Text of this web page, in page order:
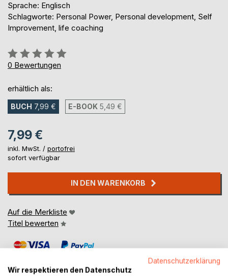
Sprache: Englisch
Schlagworte: Personal Power, Personal development, Self
Improvement, life coaching
Bewertung::
0%
0 Bewertungen
erhältlich als:
BUCH 7,99 € E-BOOK 5,49 €
7,99 €
inkl. MwSt. / portofrei
sofort verfügbar
IN DEN WARENKORB
Auf die Merkliste
Titel bewerten
Datenschutzerklärung
Wir respektieren den Datenschutz